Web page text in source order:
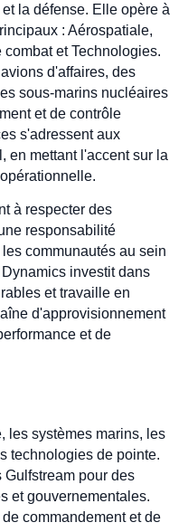
la défense. Elle opère à
: Aérospatiale,
et Technologies.
d'affaires, des
sous-marins nucléaires
et de contrôle
s'adressent aux
en mettant l'accent sur la
à respecter des
responsabilité
communautés au sein
investit dans
et travaille en
d'approvisionnement
et de
les systèmes marins, les
technologies de pointe.
pour des
et gouvernementales.
commandement et de